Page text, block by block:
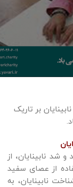
روز جهانی نابینایان بر تاریک
شد نابينايان، از
از عصای سفيد
نابينايان، به